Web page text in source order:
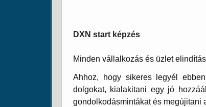
DXN start képzés
Minden vállalkozás és üzlet
Ahhoz, hogy sikeres legyél
dolgokat, kialakitani egy jó
gondolkodásmintákat és megújitani